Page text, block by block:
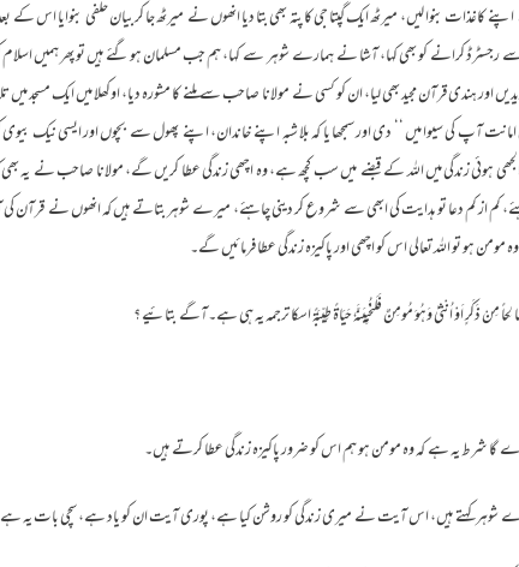
کاغذات بنوا لیں، میرٹھ ایک گپتا جی کا پتہ بھی بتا دیا انھوں نے میرٹھ جا کر بیان حلفی بنوایا
رجسٹرڈ کرانے کو بھی کہا، آشا نے ہمارے شوہر سے کہا، ہم جب مسلمان ہو گئے ہیں تو پھر ہمیں اسلام
اور ہندی قرآن مجید بھی لیا، ان کو کسی نے مولانا صاحب سے ملنے کا مشورہ دیا، اوکھلا میں ایک
آپ کی سیوا میں ‘‘ دی اور سمجھا یا کہ بلا شبہ اپنے خاندان، اپنے پھول سے بچوں اور ایسی نیک بیوی
زندگی میں اللہ کے قبضے میں سب کچھ ہے، وہ اچھی زندگی عطا کریں گے، مولانا صاحب نے یہ بھی
کم از کم دعا تو ہدایت کی ابھی سے شروع کر دینی چاہئے، میرے شوہر بتاتے ہیں کہ انھوں نے قرآن کی
ہو تو اللہ تعالی اس کو اچھی اور پاکیزہ زندگی عطا فرمائیں گے۔
ذَکَرٍ اَوْ اُنْثیٰ وَہُوَ مُومِنٌ فَلَنُحْیِیَنَّہٗ حَیَاۃً طِیِّبَۃً اسکا ترجمہ یہ ہی ہے۔آگے بتائیے ؟
شرط یہ ہے کہ وہ مومن ہو ہم اس کو ضرور پاکیزہ زندگی عطا کرتے ہیں۔
کہتے ہیں، اس آیت نے میری زندگی کو روشن کیا ہے، پوری آیت ان کو یاد ہے، سچی بات یہ ہے